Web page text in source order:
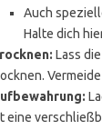
Auch
Halte dich
Lass
eine